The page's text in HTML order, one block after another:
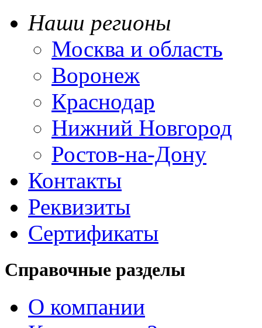
Наши регионы
Москва и область
Воронеж
Краснодар
Нижний Новгород
Ростов-на-Дону
Контакты
Реквизиты
Сертификаты
Справочные разделы
О компании